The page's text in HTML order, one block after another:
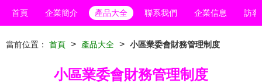
首頁 企業簡介 產品大全 聯系我們 企業信息 訪客
當前位置： 首頁 > 產品大全 > 小區業委會財務管理制度
小區業委會財務管理制度